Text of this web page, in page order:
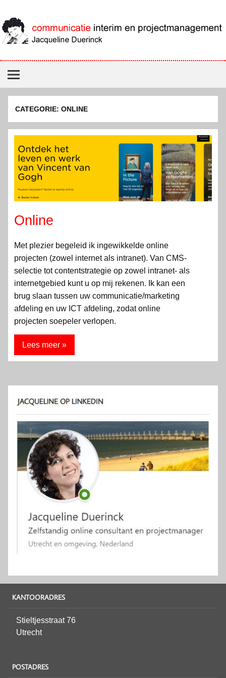
content
CATEGORIE:ONLINE
Online
Met plezier begeleid ik ingewikkelde online
projecten (zowel internet als intranet). Van CMS-
selectie tot contentstrategie op zowel intranet- als
internetgebied kunt u op mij rekenen. Ik kan een
brug slaan tussen uw communicatie/marketing
afdeling en uw ICT afdeling, zodat online
projecten soepeler verlopen.
Lees meer »
KANTOORADRES
Stieltjesstraat 76
Utrecht
POSTADRES